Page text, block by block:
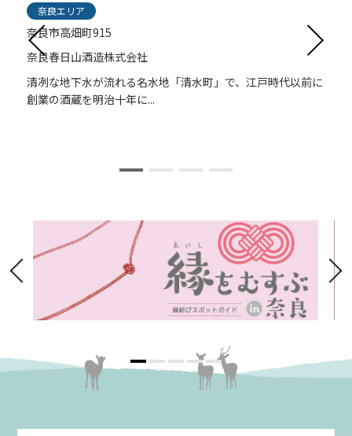
奈良エリア
奈良市高畑町915
奈良春日山酒造株式会社
清冽な地下水が流れる名水地「清水町」で、江戸時代以前に
創業の酒蔵を明治十年に...